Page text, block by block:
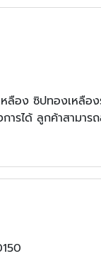
ลือง ซิปทองเหลื
รได้ ลูกค้าสามาร